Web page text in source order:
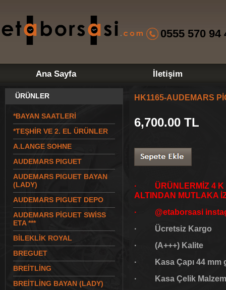
0555 570 94
Ana Sayfa İletişim
ÜRÜNLER
*BAYAN SAATLERİ
*TEŞHİR VE 2. EL ÜRÜNLER
A.LANGE SOHNE
AUDEMARS PIGUET
AUDEMARS PIGUET BAYAN
(LADY)
AUDEMARS PIGUET DEPO
AUDEMARS PİGUET SWİSS
ETA ***
BİLEKLİK ROYAL
BREGUET
BREİTLİNG
BREİTLİNG BAYAN (LADY)
HK1165-AUDEMARS
6,700.00 TL
· ÜRÜNLERMİZ 4 K
ALTINDAN MUTLAKA
· @etaborsasi
· Ücretsiz Kargo
· (A+++) Kalite
· Kasa Çapı 44 mm
· Kasa Çelik